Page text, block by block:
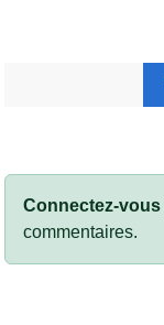
Connectez-vous
commentaires.